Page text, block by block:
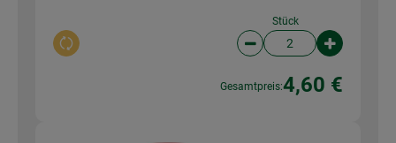
Auswahl ändern
Stück
Artikelanzahl
Gesamtpreis:4,60 €